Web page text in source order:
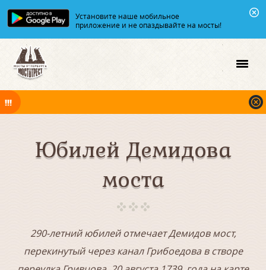
Установите наше мобильное
приложение и не опаздывайте на мосты!
разводятся по графику.
Юбилей Демидова
моста
290-летний юбилей отмечает Демидов мост,
перекинутый через канал Грибоедова в створе